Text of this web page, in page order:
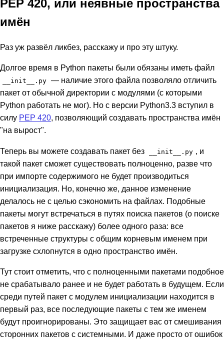
PEP 420, или неявные пространства
имён
Раз уж развёл ликбез, расскажу и про эту штуку.
Долгое время в Python пакеты были обязаны иметь файл
__init__.py — наличие этого файла позволяло отличить
пакет от обычной директории с модулями (с которыми
Python работать не мог). Но с версии Python3.3 вступил в
силу PEP 420, позволяющий создавать пространства имён
"на вырост".
Теперь вы можете создавать пакет без __init__.py , и
такой пакет сможет существовать полноценно, разве что
при импорте содержимого не будет производиться
инициализация. Но, конечно же, данное изменение
делалось не с целью сэкономить на файлах. Подобные
пакеты могут встречаться в путях поиска пакетов (о поиске
пакетов я ниже расскажу) более одного раза: все
встреченные структуры с общим корневым именем при
загрузке схлопнутся в одно пространство имён.
Тут стоит отметить, что с полноценными пакетами подобное
не срабатывало ранее и не будет работать в будущем. Если
среди путей пакет с модулем инициализации находится в
первый раз, все последующие пакеты с тем же именем
будут проигнорированы. Это защищает вас от смешивания
сторонних пакетов с системными. И даже просто от ошибок